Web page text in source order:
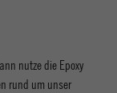
nutze die Epoxy
rund um unser